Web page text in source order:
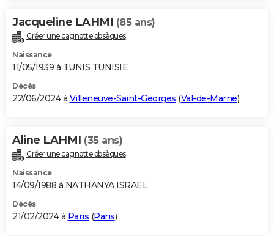
Jacqueline LAHMI (85 ans)
Créer une cagnotte obsèques
Naissance
11/05/1939 à TUNIS TUNISIE
Décès
22/06/2024 à Villeneuve-Saint-Georges (Val-de-Marne)
Aline LAHMI (35 ans)
Créer une cagnotte obsèques
Naissance
14/09/1988 à NATHANYA ISRAEL
Décès
21/02/2024 à Paris (Paris)